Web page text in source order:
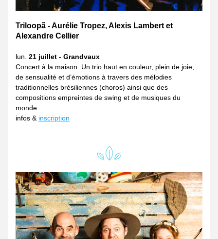
Triloopã - Aurélie Tropez, Alexis Lambert et
Alexandre Cellier
lun. 21 juillet - Grandvaux
Concert à la maison. Un trio haut en couleur, plein de joie,
de sensualité et d’émotions à travers des mélodies
traditionnelles brésiliennes (choros) ainsi que des
compositions empreintes de swing et de musiques du
monde.
infos & inscription